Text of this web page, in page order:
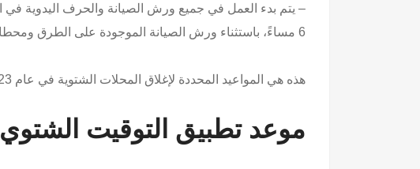
6 مساءً، باستثناء ورش الصيانة الموجودة على الطرق ومحطات الوقود.
هذه هي المواعيد المحددة لإغلاق المحلات الشتوية في عام 2023 وفقًا للقرار الوزاري الصادر عن وزارة التنمية المحلية.
موعد تطبيق التوقيت الشتوي